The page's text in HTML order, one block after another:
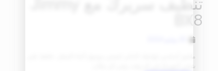
BX8
ملحق أساسي لهاتفك الذكي لشحن موثوق أثناء التنقل. حافظ على
شحن أجهزتك في أي وقت وفي أي مكان.